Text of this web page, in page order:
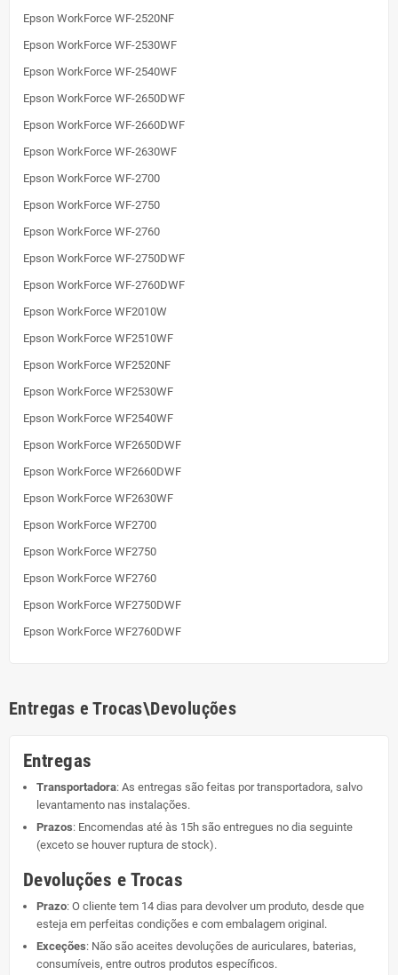
Epson WorkForce WF-2520NF
Epson WorkForce WF-2530WF
Epson WorkForce WF-2540WF
Epson WorkForce WF-2650DWF
Epson WorkForce WF-2660DWF
Epson WorkForce WF-2630WF
Epson WorkForce WF-2700
Epson WorkForce WF-2750
Epson WorkForce WF-2760
Epson WorkForce WF-2750DWF
Epson WorkForce WF-2760DWF
Epson WorkForce WF2010W
Epson WorkForce WF2510WF
Epson WorkForce WF2520NF
Epson WorkForce WF2530WF
Epson WorkForce WF2540WF
Epson WorkForce WF2650DWF
Epson WorkForce WF2660DWF
Epson WorkForce WF2630WF
Epson WorkForce WF2700
Epson WorkForce WF2750
Epson WorkForce WF2760
Epson WorkForce WF2750DWF
Epson WorkForce WF2760DWF
Entregas e Trocas\Devoluções
Entregas
Transportadora: As entregas são feitas por transportadora, salvo
levantamento nas instalações.
Prazos: Encomendas até às 15h são entregues no dia seguinte
(exceto se houver ruptura de stock).
Devoluções e Trocas
Prazo: O cliente tem 14 dias para devolver um produto, desde que
esteja em perfeitas condições e com embalagem original.
Exceções: Não são aceites devoluções de auriculares, baterias,
consumíveis, entre outros produtos específicos.